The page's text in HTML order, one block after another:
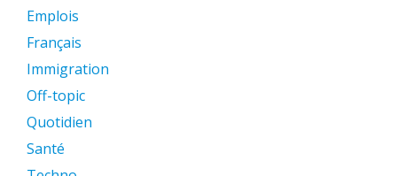
Emplois
Français
Immigration
Off-topic
Quotidien
Santé